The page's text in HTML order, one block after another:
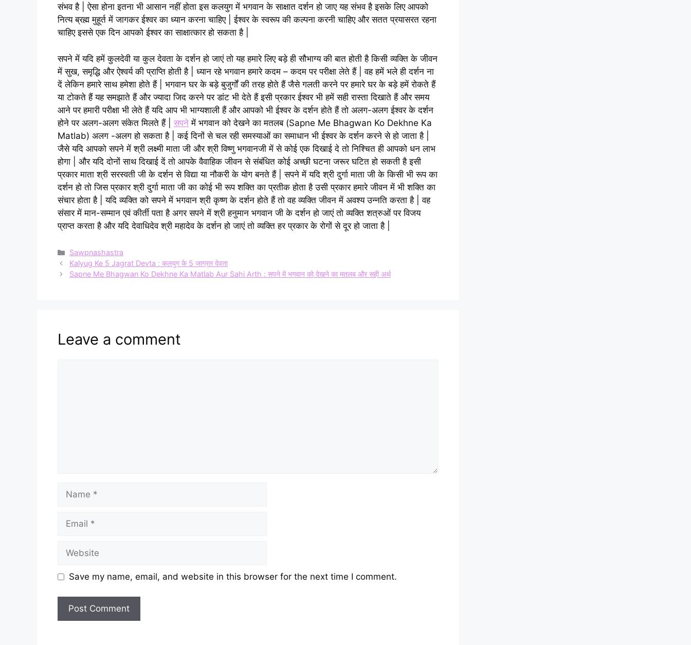
संभव है | ऐसा होना इतना भी आसान नहीं होता इस कलयुग में भगवान के साक्षात दर्शन हो जाए यह संभव है इसके लिए आपको
नित्य ब्रह्म मुहूर्त में जागकर ईश्वर का ध्यान करना चाहिए | ईश्वर के स्वरूप की कल्पना करनी चाहिए और सतत प्रयासरत रहना
चाहिए इससे एक दिन आपको ईश्वर का साक्षात्कार हो सकता है |
सपने में यदि हमें कुलदेवी या कुल देवता के दर्शन हो जाएं तो यह हमारे लिए बड़े ही सौभाग्य की बात होती है किसी व्यक्ति के जीवन
में सुख, समृद्धि और ऐश्वर्य की प्राप्ति होती है | ध्यान रहे भगवान हमारे कदम – कदम पर परीक्षा लेते हैं | वह हमें भले ही दर्शन ना
दें लेकिन हमारे साथ हमेशा होते हैं | भगवान घर के बड़े बुजुर्गों की तरह होते हैं जैसे गलती करने पर हमारे घर के बड़े हमें रोकते हैं
या टोकते हैं यह समझाते हैं और ज्यादा जिद करने पर डांट भी देते हैं इसी प्रकार ईश्वर भी हमें सही रास्ता दिखाते हैं और समय
आने पर हमारी परीक्षा भी लेते हैं यदि आप भी भाग्यशाली हैं और आपको भी ईश्वर के दर्शन होते हैं तो अलग-अलग ईश्वर के दर्शन
होने पर अलग-अलग संकेत मिलते हैं | सपने में भगवान को देखने का मतलब (Sapne Me Bhagwan Ko Dekhne Ka
Matlab) अलग -अलग हो सकता है | कई दिनों से चल रही समस्याओं का समाधान भी ईश्वर के दर्शन करने से हो जाता है |
जैसे यदि आपको सपने में श्री लक्ष्मी माता जी और श्री विष्णु भगवानजी में से कोई एक दिखाई दे तो निश्चित ही आपको धन लाभ
होगा | और यदि दोनों साथ दिखाई दें तो आपके वैवाहिक जीवन से संबंधित कोई अच्छी घटना जरूर घटित हो सकती है इसी
प्रकार माता श्री सरस्वती जी के दर्शन से विद्या या नौकरी के योग बनते हैं | सपने में यदि श्री दुर्गा माता जी के किसी भी रूप का
दर्शन हो तो जिस प्रकार श्री दुर्गा माता जी का कोई भी रूप शक्ति का प्रतीक होता है उसी प्रकार हमारे जीवन में भी शक्ति का
संचार होता है | यदि व्यक्ति को सपने में भगवान श्री कृष्ण के दर्शन होते हैं तो वह व्यक्ति जीवन में अवश्य उन्नति करता है | वह
संसार में मान-सम्मान एवं कीर्ती पता है अगर सपने में श्री हनुमान भगवान जी के दर्शन हो जाएं तो व्यक्ति शत्रुओं पर विजय
प्राप्त करता है और यदि देवाधिदेव श्री महादेव के दर्शन हो जाएं तो व्यक्ति हर प्रकार के रोगों से दूर हो जाता है |
Categories
Sawpnashastra
Kalyug Ke 5 Jagrat Devta : कलयुग के 5 जाग्रत देवता
Sapne Me Bhagwan Ko Dekhne Ka Matlab Aur Sahi Arth : सपने में भगवान को देखने का मतलब और सही अर्थ
Leave a comment
Name
Email
Website
Save my name, email, and website in this browser for the next time I comment.